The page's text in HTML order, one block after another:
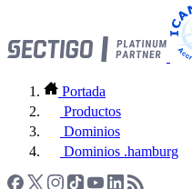
Portada
Productos
Dominios
Dominios .hamburg